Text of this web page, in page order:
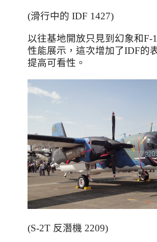
(滑行中的 IDF 1427)
以往基地開放只見到幻象和F-
性能展示 ，這次增加了IDF的
提高可看性 。
(S-2T 反潛機 2209)